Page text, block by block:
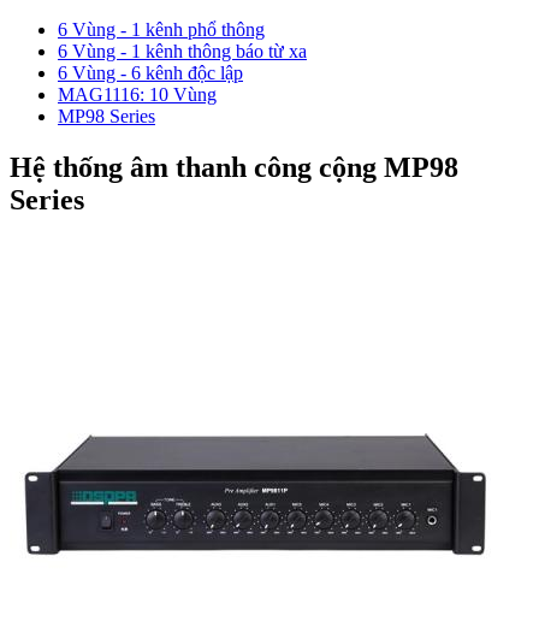
6 Vùng - 1 kênh phổ thông
6 Vùng - 1 kênh thông báo từ xa
6 Vùng - 6 kênh độc lập
MAG1116: 10 Vùng
MP98 Series
Hệ thống âm thanh công cộng MP98
Series